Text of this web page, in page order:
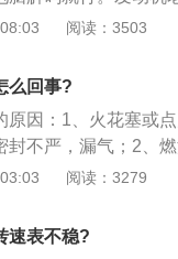
气门开关等信号，会
。一旦出现故障，
塞积碳、进气积碳
部的积碳过多时，
的动力不稳定，怠速
气少，混合气过浓
的处理方式之一；3
所致。
阅读：3503
么回事?
因：1、火花塞或
封不严，漏气；2、
传感器故障；3、
阅读：3279
速表不稳?